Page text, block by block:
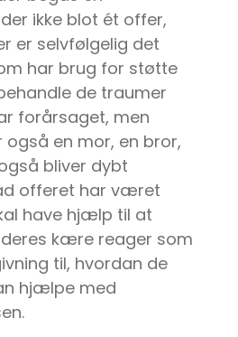
ikke blot ét offer,
er selvfølgelig det
har brug for støtte
de traumer
forårsaget, men
en mor, en bror,
bliver dybt
offeret har været
have hjælp til at
kære reager som
til, hvordan de
hjælpe med